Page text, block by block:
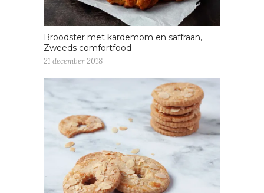
Broodster met kardemom en saffraan,
Zweeds comfortfood
21 december 2018